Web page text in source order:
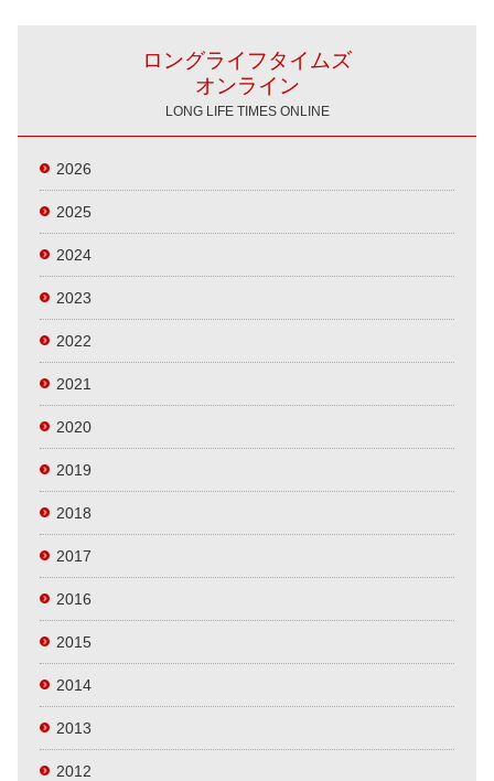
ロングライフタイムズ
オンライン
LONG LIFE TIMES ONLINE
2026
2025
2024
2023
2022
2021
2020
2019
2018
2017
2016
2015
2014
2013
2012